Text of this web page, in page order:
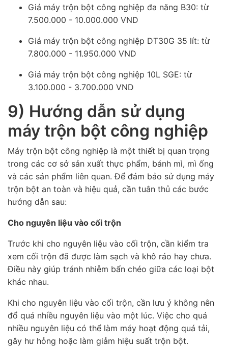
Giá máy trộn bột công nghiệp đa năng B30: từ
7.500.000 - 10.000.000 VND
Giá máy trộn bột công nghiệp DT30G 35 lít: từ
7.800.000 - 11.950.000 VND
Giá máy trộn bột công nghiệp 10L SGE: từ
3.100.000 - 3.700.000 VND
9) Hướng dẫn sử dụng
máy trộn bột công nghiệp
Máy trộn bột công nghiệp là một thiết bị quan trọng
trong các cơ sở sản xuất thực phẩm, bánh mì, mì ống
và các sản phẩm liên quan. Để đảm bảo sử dụng máy
trộn bột an toàn và hiệu quả, cần tuân thủ các bước
hướng dẫn sau:
Cho nguyên liệu vào cối trộn
Trước khi cho nguyên liệu vào cối trộn, cần kiểm tra
xem cối trộn đã được làm sạch và khô ráo hay chưa.
Điều này giúp tránh nhiễm bẩn chéo giữa các loại bột
khác nhau.
Khi cho nguyên liệu vào cối trộn, cần lưu ý không nên
đổ quá nhiều nguyên liệu vào một lúc. Việc cho quá
nhiều nguyên liệu có thể làm máy hoạt động quá tải,
gây hư hỏng hoặc làm giảm hiệu suất trộn bột.